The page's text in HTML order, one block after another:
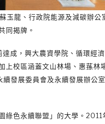
龍、行政院能源及減碳辦公
同揭牌。
，興大農資學院、循環經濟
校區涵蓋文山林場、惠蓀林
發展委員會及永續發展辦公
綠色永續聯盟」的大學。2011